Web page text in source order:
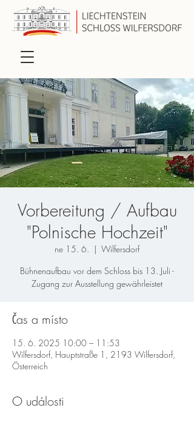
Vorbereitung / Aufbau
"Polnische Hochzeit"
ne 15. 6.
  |
Wilfersdorf
Bühnenaufbau vor dem Schloss bis 13. Juli -
Zugang zur Ausstellung gewährleistet
Čas a místo
15. 6. 2025 10:00 – 11:53
Wilfersdorf, Hauptstraße 1, 2193 Wilfersdorf,
Österreich
O události